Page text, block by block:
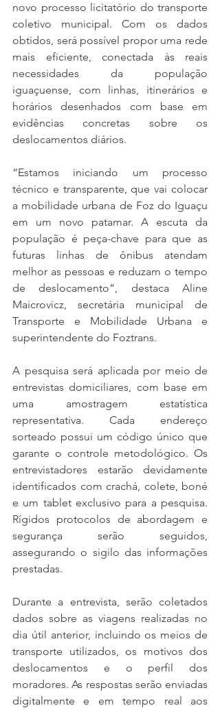
novo processo licitatório do transporte
coletivo municipal. Com os dados
obtidos, será possível propor uma rede
mais eficiente, conectada às reais
necessidades da população
iguaçuense, com linhas, itinerários e
horários desenhados com base em
evidências concretas sobre os
deslocamentos diários.
“Estamos iniciando um processo
técnico e transparente, que vai colocar
a mobilidade urbana de Foz do Iguaçu
em um novo patamar. A escuta da
população é peça-chave para que as
futuras linhas de ônibus atendam
melhor as pessoas e reduzam o tempo
de deslocamento”, destaca Aline
Maicrovicz, secretária municipal de
Transporte e Mobilidade Urbana e
superintendente do Foztrans.
A pesquisa será aplicada por meio de
entrevistas domiciliares, com base em
uma amostragem estatística
representativa. Cada endereço
sorteado possui um código único que
garante o controle metodológico. Os
entrevistadores estarão devidamente
identificados com crachá, colete, boné
e um tablet exclusivo para a pesquisa.
Rígidos protocolos de abordagem e
segurança serão seguidos,
assegurando o sigilo das informações
prestadas.
Durante a entrevista, serão coletados
dados sobre as viagens realizadas no
dia útil anterior, incluindo os meios de
transporte utilizados, os motivos dos
deslocamentos e o perfil dos
moradores. As respostas serão enviadas
digitalmente e em tempo real aos